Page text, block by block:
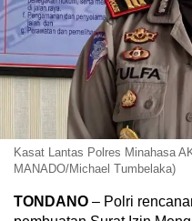
Kasat Lantas Polres Minahasa
MANADO/Michael Tumbelaka)
TONDANO – Polri